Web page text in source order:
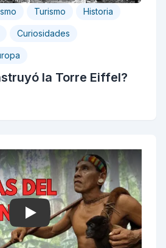
Turismo Historia
Curiosidades
la Torre Eiffel?
Play